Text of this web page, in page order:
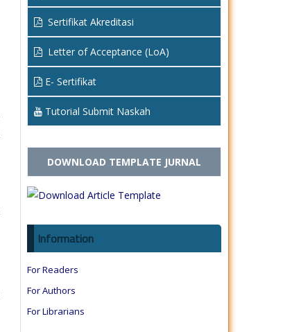
Sertifikat Akreditasi
Letter of Acceptance (LoA)
E- Sertifikat
Tutorial Submit Naskah
DOWNLOAD TEMPLATE JURNAL
Information
For Readers
For Authors
For Librarians